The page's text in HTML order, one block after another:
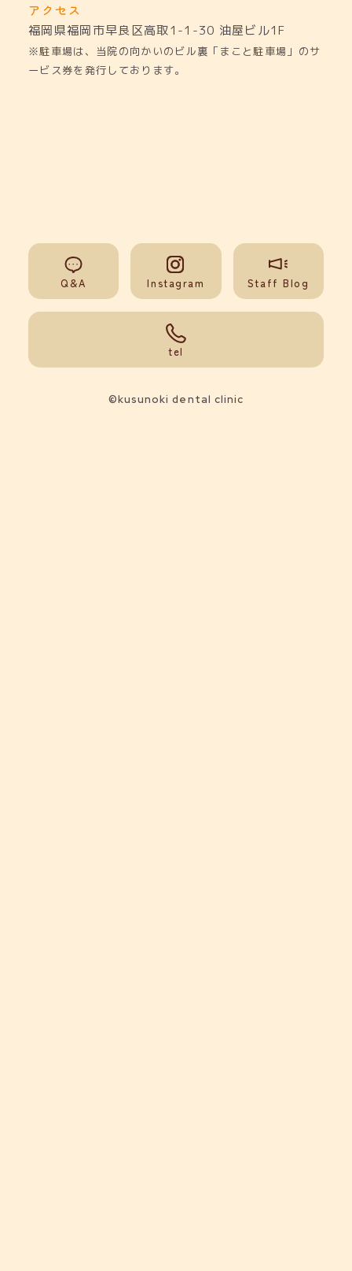
アクセス
福岡県福岡市早良区高取1-1-30 油屋ビル1F
※駐車場は、当院の向かいのビル裏「まこと駐車場」のサ
ービス券を発行しております。
Q&A Instagram Staff Blog
tel
©kusunoki dental clinic